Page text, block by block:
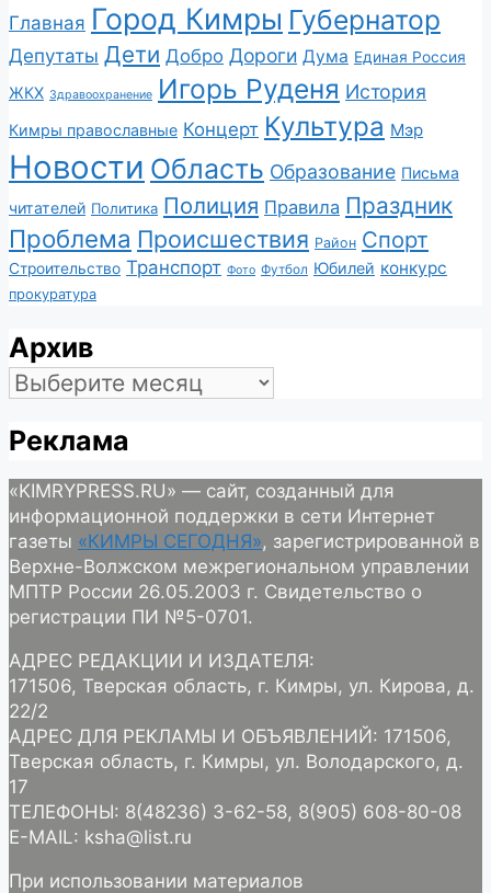
Главная Город Кимры Губернатор
Депутаты Дети Добро Дороги Дума Единая Россия
ЖКХ Здравоохранение Игорь Руденя История
Кимры православные Концерт Культура Мэр
Новости Область Образование Письма
читателей Политика Полиция Правила Праздник
Проблема Происшествия Район Спорт
Строительство Транспорт Фото Футбол Юбилей конкурс
прокуратура
Архив
Архив
Реклама
«KIMRYPRESS.RU» — сайт, созданный для
информационной поддержки в сети Интернет
газеты «КИМРЫ СЕГОДНЯ», зарегистрированной в
Верхне-Волжском межрегиональном управлении
МПТР России 26.05.2003 г. Свидетельство о
регистрации ПИ №5-0701.
АДРЕС РЕДАКЦИИ И ИЗДАТЕЛЯ:
171506, Тверская область, г. Кимры, ул. Кирова, д.
22/2
АДРЕС ДЛЯ РЕКЛАМЫ И ОБЪЯВЛЕНИЙ: 171506,
Тверская область, г. Кимры, ул. Володарского, д.
17
ТЕЛЕФОНЫ: 8(48236) 3-62-58, 8(905) 608-80-08
E-MAIL: ksha@list.ru
При использовании материалов